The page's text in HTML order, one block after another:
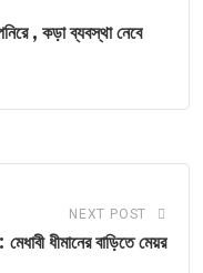
, কড়া ব্যবস্থা নেবে
NEXT POST
ধীমানের বাড়িতে মেয়র